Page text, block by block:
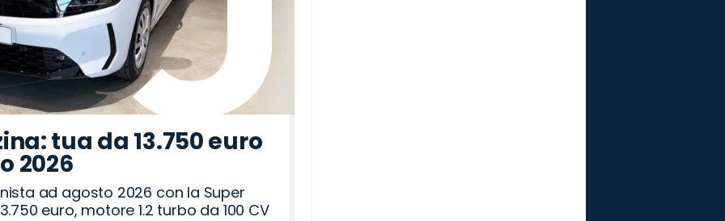
tua da 13.750 euro
2026
ad agosto 2026 con la Super
euro, motore 1.2 turbo da 100 CV